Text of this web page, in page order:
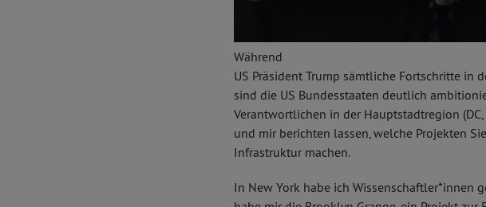
Während
US Präsident Trump sämtliche Fortschritte in
sind die US Bundesstaaten deutlich
Verantwortlichen in der Hauptstadtregion
und mir berichten lassen, welche Projekten
Infrastruktur machen.
In New York habe ich Wissenschaftler*innen